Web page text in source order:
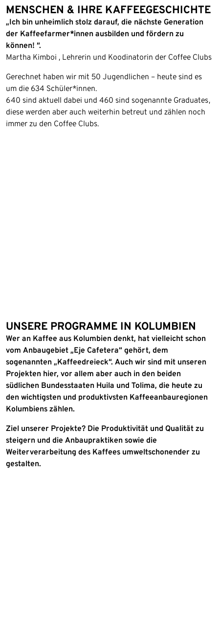
MENSCHEN & IHRE KAFFEEGESCHICHTE
„Ich bin unheimlich stolz darauf, die nächste Generation
der Kaffeefarmer*innen ausbilden und fördern zu
können! “.
Martha Kimboi , Lehrerin und Koodinatorin der Coffee Clubs
Gerechnet haben wir mit 50 Jugendlichen – heute sind es
um die 634 Schüler*innen.
640 sind aktuell dabei und 460 sind sogenannte Graduates,
diese werden aber auch weiterhin betreut und zählen noch
immer zu den Coffee Clubs.
UNSERE PROGRAMME IN KOLUMBIEN
Wer an Kaffee aus Kolumbien denkt, hat vielleicht schon
vom Anbaugebiet „Eje Cafetera“ gehört, dem
sogenannten „Kaffeedreieck“. Auch wir sind mit unseren
Projekten hier, vor allem aber auch in den beiden
südlichen Bundesstaaten Huila und Tolima, die heute zu
den wichtigsten und produktivsten Kaffeeanbauregionen
Kolumbiens zählen.
Ziel unserer Projekte? Die Produktivität und Qualität zu
steigern und die Anbaupraktiken sowie die
Weiterverarbeitung des Kaffees umweltschonender zu
gestalten.